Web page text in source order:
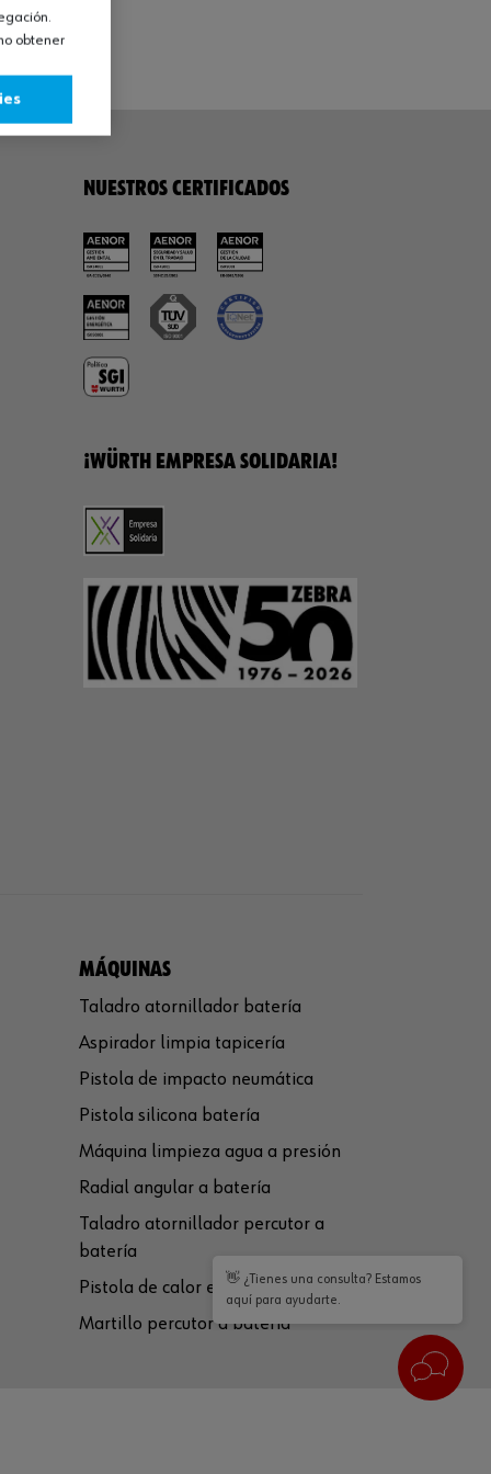
NUESTROS CERTIFICADOS
¡WÜRTH EMPRESA SOLIDARIA!
MÁQUINAS
Taladro atornillador batería
Aspirador limpia tapicería
Pistola de impacto neumática
Pistola silicona batería
Máquina limpieza agua a presión
Radial angular a batería
Taladro atornillador percutor a
batería
Pistola de calor eléctrica
Martillo percutor a batería
👋 ¿Tienes una consulta? Estamos
aquí para ayudarte.
obtener